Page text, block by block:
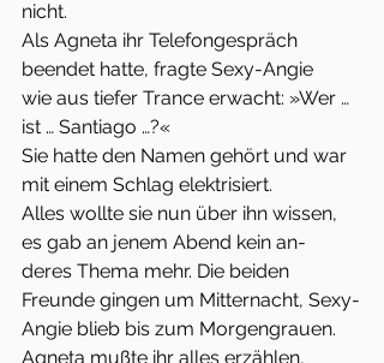
nicht.
Als Agneta ihr Telefongespräch
beendet hatte, fragte Sexy-Angie
wie aus tiefer Trance erwacht: »Wer …
ist … Santiago …?«
Sie hatte den Namen gehört und war
mit einem Schlag elektrisiert.
Alles wollte sie nun über ihn wissen,
es gab an jenem Abend kein an-
deres Thema mehr. Die beiden
Freunde gingen um Mitternacht, Sexy-
Angie blieb bis zum Morgengrauen.
Agneta mußte ihr alles erzählen,